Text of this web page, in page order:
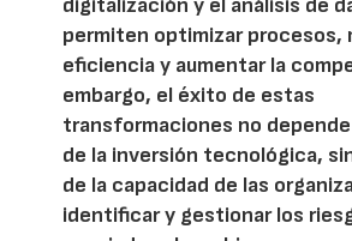
digitalización y el análisis de
permiten optimizar procesos,
eficiencia y aumentar la
embargo, el éxito de estas
transformaciones no
de la inversión tecnológica,
de la capacidad de las
identificar y gestionar los